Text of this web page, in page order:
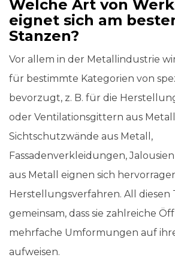
Welche Art von
eignet sich am
Stanzen?
Vor allem in der Metallindustrie
für bestimmte Kategorien von
bevorzugt, z. B. für die
oder Ventilationsgittern aus
Sichtschutzwände aus Metall,
Fassadenverkleidungen,
aus Metall eignen sich
Herstellungsverfahren. All diesen
gemeinsam, dass sie zahlreiche
mehrfache Umformungen auf
aufweisen.